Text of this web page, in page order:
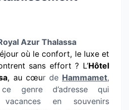
Azur Thalassa
où le confort, le luxe et
sans effort ? L’Hôtel
, au cœur de Hammamet,
genre d’adresse qui
en souvenirs